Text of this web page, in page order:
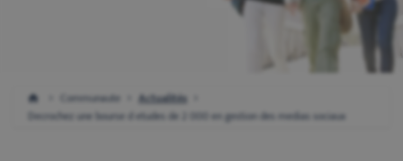
Communaute
Actualités
Decrochez une bourse d etudes de 2 000 en gestion des medias sociaux